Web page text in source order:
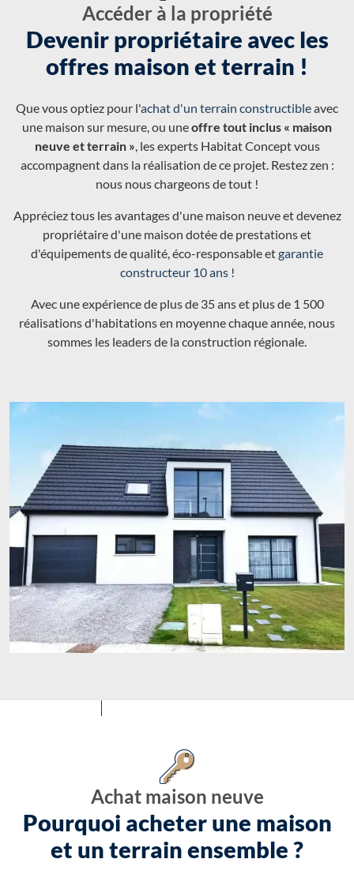
Accéder à la propriété
Devenir propriétaire avec les
offres maison et terrain !
Que vous optiez pour l'achat d'un terrain constructibleavec
une maison sur mesure, ou uneoffre tout inclus « maison
neuve et terrain », les experts Habitat Concept vous
accompagnent dans la réalisation de ce projet. Restez zen :
nous nous chargeons de tout !
Appréciez tous les avantages d'une maison neuve et devenez
propriétaire d'une maison dotée de prestations et
d'équipements de qualité, éco-responsable etgarantie
constructeur 10 ans!
Avec une expérience de plus de 35 ans et plus de 1 500
réalisations d'habitations en moyenne chaque année, nous
sommes les leaders de la construction régionale.
Achat maison neuve
Pourquoi acheter une maison
et un terrain ensemble ?